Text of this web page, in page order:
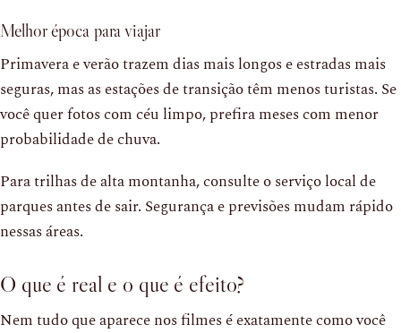
Melhor época para viajar
Primavera e verão trazem dias mais longos e estradas mais
seguras, mas as estações de transição têm menos turistas. Se
você quer fotos com céu limpo, prefira meses com menor
probabilidade de chuva.
Para trilhas de alta montanha, consulte o serviço local de
parques antes de sair. Segurança e previsões mudam rápido
nessas áreas.
O que é real e o que é efeito?
Nem tudo que aparece nos filmes é exatamente como você